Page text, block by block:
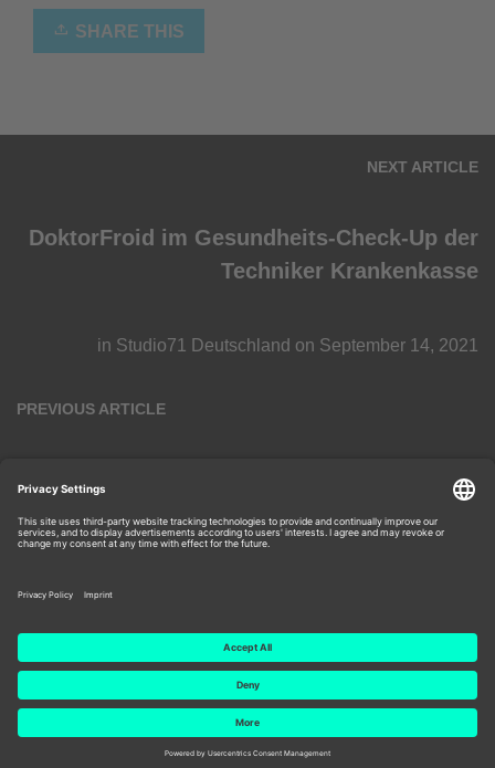
SHARE THIS
NEXT ARTICLE
DoktorFroid im Gesundheits-Check-Up der
Techniker Krankenkasse
in Studio71 Deutschland on September 14, 2021
PREVIOUS ARTICLE
Gewitter im Kopf: Jan und Tim bekommen
eigenen Podcast!
in Studio71 Deutschland
Studio71 Copyright 2025.Privacy Policy
Conditions